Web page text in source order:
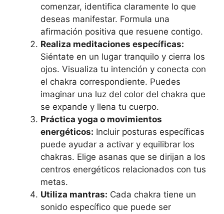
comenzar, identifica claramente lo que
deseas manifestar. Formula una
afirmación positiva que resuene contigo.
Realiza meditaciones específicas:
Siéntate en un lugar tranquilo y cierra los
ojos. Visualiza tu intención y conecta con
el chakra correspondiente. Puedes
imaginar una luz del color del chakra que
se expande y llena tu cuerpo.
Práctica yoga o movimientos
energéticos: Incluir posturas específicas
puede ayudar a activar y equilibrar los
chakras. Elige asanas que se dirijan a los
centros energéticos relacionados con tus
metas.
Utiliza mantras: Cada chakra tiene un
sonido específico que puede ser